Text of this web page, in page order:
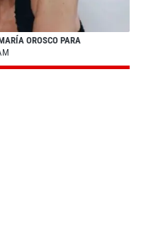
OROSCO PARA